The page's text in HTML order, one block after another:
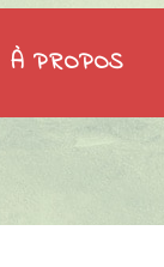
À PROPOS